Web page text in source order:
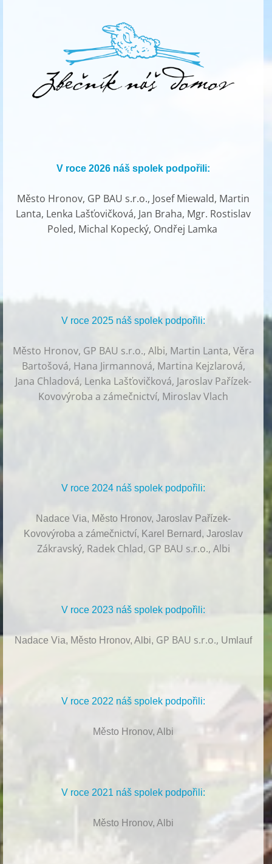
V roce 2026 náš spolek podpořili:
Město Hronov, GP BAU s.r.o., Josef Miewald, Martin
Lanta, Lenka Lašťovičková, Jan Braha, Mgr. Rostislav
Poled, Michal Kopecký, Ondřej Lamka
V roce 2025 náš spolek podpořili:
Město Hronov, GP BAU s.r.o., Albi, Martin Lanta, Věra
Bartošová, Hana Jirmannová, Martina Kejzlarová,
Jana Chladová, Lenka Lašťovičková, Jaroslav Pařízek-
Kovovýroba a zámečnictví, Miroslav Vlach
V roce 2024 náš spolek podpořili:
Nadace Via, Město Hronov, Jaroslav Pařízek-
Kovovýroba a zámečnictví, Karel Bernard, Jaroslav
Zákravský, Radek Chlad, GP BAU s.r.o., Albi
V roce 2023 náš spolek podpořili:
Nadace Via, Město Hronov, Albi, GP BAU s.r.o., Umlauf
V roce 2022 náš spolek podpořili:
Město Hronov, Albi
V roce 2021 náš spolek podpořili:
Město Hronov, Albi